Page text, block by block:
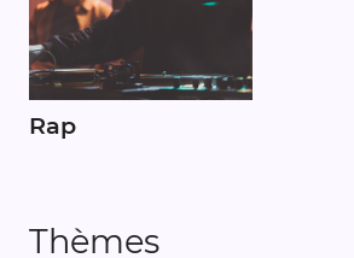
Rap
Thèmes